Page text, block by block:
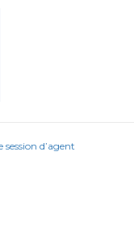
d’agent